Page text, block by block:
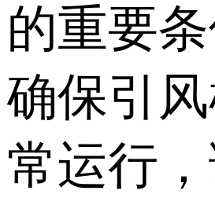
的重要条
确保引
常运行